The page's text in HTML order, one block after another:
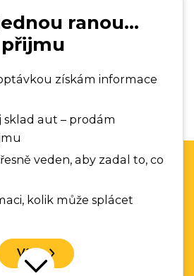
ranou...
získám informace
sklad aut – prodám
veden, aby zadal to, co
kolik může splácet
Více
Přejít na další nabídku